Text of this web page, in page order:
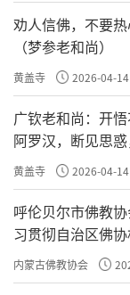
劝人信佛，不要
（梦参老和尚）
黄盖寺 2026-04-
广钦老和尚：开
阿罗汉，断见思
死
黄盖寺 2026-04-
呼伦贝尔市佛教
习贯彻自治区佛
内蒙古佛教协会